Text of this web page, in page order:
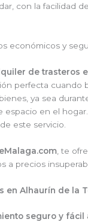
con la facilidad
económicos y
de trasteros
perfecta cuando
ya sea
espacio en el
este servicio.
, te
a precios
en Alhaurín de la
seguro y fácil